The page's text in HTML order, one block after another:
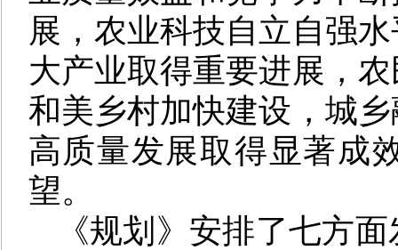
展，农业科技自立自强
大产业取得重要进展，
和美乡村加快建设，城
高质量发展取得显著成
望。
《规划》安排了七方